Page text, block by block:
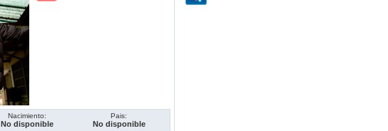
Nacimiento:
No disponible
Pais:
No disponible